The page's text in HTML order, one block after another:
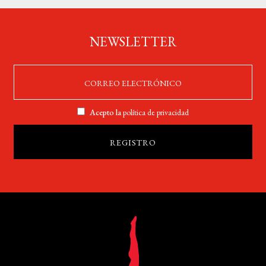
NEWSLETTER
Acepto lapolítica de privacidad